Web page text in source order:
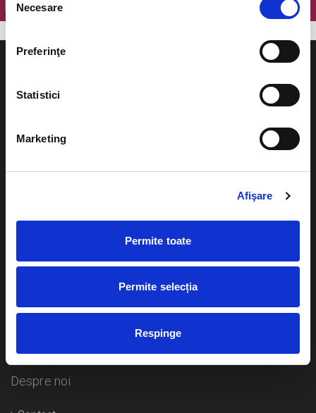
consimțământului
Necesare
Preferinţe
Statistici
Marketing
Afişare
Permite toate
Permite selecția
Respinge
Plata online sau cash
Livrare prin curier
Duplicare bilete
Concerte si
Despre noi